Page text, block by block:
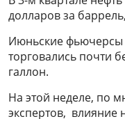
долларов за
Июньские фьючерсы
торговались почти
галлон.
На этой неделе, по
экспертов, влияние